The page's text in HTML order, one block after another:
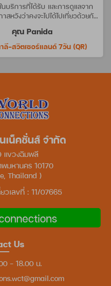
นบริการที่ได้รับ และการดูแลจาก
สหวังว่าคงจะไปได้ไปเที่ยวด้วยกัน
คุณ Panida
ลี-สวิตเซอร์แลนด์ 7วัน (QR)
เน็คชั่นส์ จำกัด
แขวงฉิมพลี
พมหานคร 10170
Thailand )
วเลขที่ : 11/07665
Us
- 18.00 น.